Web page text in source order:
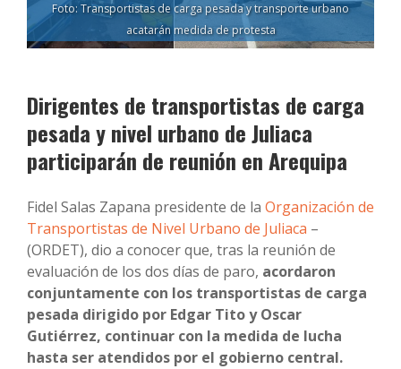
Foto: Transportistas de carga pesada y transporte urbano
acatarán medida de protesta
Dirigentes de transportistas de carga
pesada y nivel urbano de Juliaca
participarán de reunión en Arequipa
Fidel Salas Zapana presidente de la Organización de
Transportistas de Nivel Urbano de Juliaca –
(ORDET), dio a conocer que, tras la reunión de
evaluación de los dos días de paro, acordaron
conjuntamente con los transportistas de carga
pesada dirigido por Edgar Tito y Oscar
Gutiérrez, continuar con la medida de lucha
hasta ser atendidos por el gobierno central.